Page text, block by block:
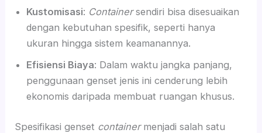
Kustomisasi: Containersendiri bisa disesuaikan
dengan kebutuhan spesifik, seperti hanya
ukuran hingga sistem keamanannya.
Efisiensi Biaya: Dalam waktu jangka panjang,
penggunaan genset jenis ini cenderung lebih
ekonomis daripada membuat ruangan khusus.
Spesifikasi genset container menjadi salah satu